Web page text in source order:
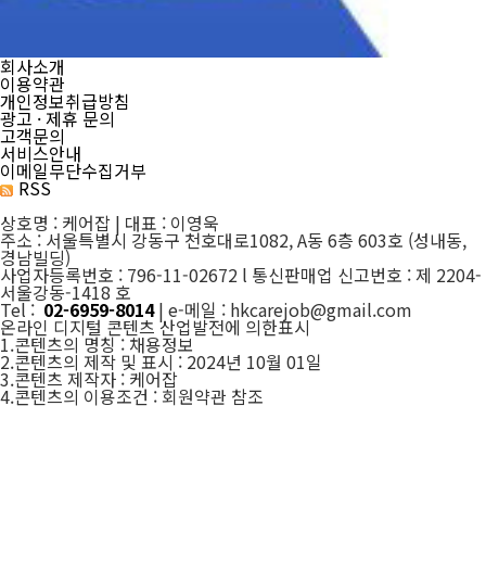
회사소개
이용약관
개인정보취급방침
광고 · 제휴 문의
고객문의
서비스안내
이메일무단수집거부
RSS
상호명 : 케어잡 | 대표 : 이영욱
주소 : 서울특별시 강동구 천호대로1082, A동 6층 603호 (성내동,
경남빌딩)
사업자등록번호 : 796-11-02672 l 통신판매업 신고번호 : 제 2204-
서울강동-1418 호
Tel :02-6959-8014| e-메일 : hkcarejob@gmail.com
온라인 디지털 콘텐츠 산업발전에 의한표시
1.콘텐츠의 명칭 : 채용정보
2.콘텐츠의 제작 및 표시 : 2024년 10월 01일
3.콘텐츠 제작자 : 케어잡
4.콘텐츠의 이용조건 : 회원약관 참조